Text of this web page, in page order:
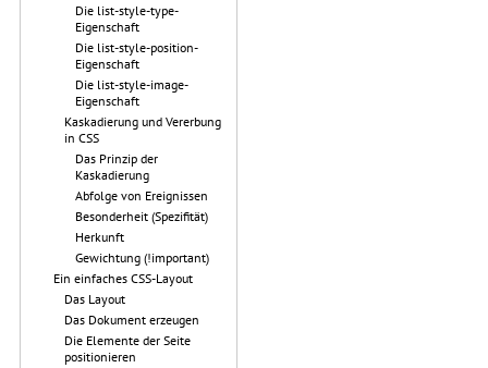
Die list-style-type-
Eigenschaft
Die list-style-position-
Eigenschaft
Die list-style-image-
Eigenschaft
Kaskadierung und Vererbung
in CSS
Das Prinzip der
Kaskadierung
Abfolge von Ereignissen
Besonderheit (Spezifität)
Herkunft
Gewichtung (!important)
Ein einfaches CSS-Layout
Das Layout
Das Dokument erzeugen
Die Elemente der Seite
positionieren